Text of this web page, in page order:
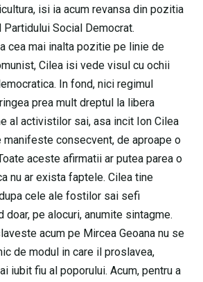
isi ia acum revansa din pozitia
Social Democrat.
cea mai inalta pozitie pe linie de
Cilea isi vede visul cu ochii
In fond, nici regimul
prea mult dreptul la libera
al activistilor sai, asa incit Ion Cilea
consecvent, de aproape o
aceste afirmatii ar putea parea o
nu ar exista faptele. Cilea tine
cele ale fostilor sai sefi
doar, pe alocuri, anumite sintagme.
acum pe Mircea Geoana nu se
de modul in care il proslavea,
iubit fiu al poporului. Acum, pentru a